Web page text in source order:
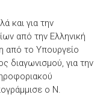
και για την
από την Ελληνική
από το Υπουργείο
διαγωνισμού, για την
ο Ν.